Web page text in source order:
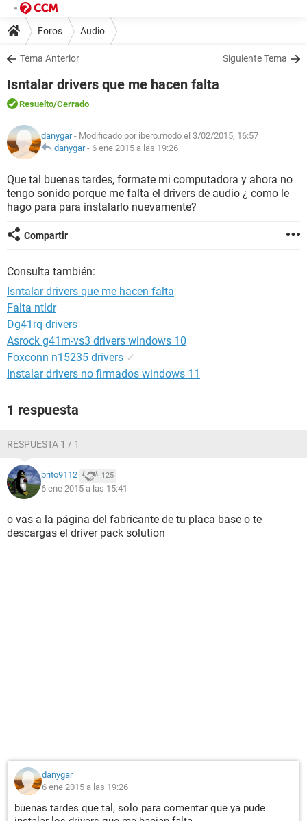
Foros Audio
Tema Anterior Siguiente Tema
Isntalar drivers que me hacen falta
Resuelto/Cerrado
danygar- Modificado por ibero.modo el 3/02/2015, 16:57
danygar- 6 ene 2015 a las 19:26
Que tal buenas tardes, formate mi computadora y ahora no
tengo sonido porque me falta el drivers de audio ¿ como le
hago para para instalarlo nuevamente?
Compartir
Consulta también:
Isntalar drivers que me hacen falta
Falta ntldr
Dg41rq drivers
Asrock g41m-vs3 drivers windows 10
Foxconn n15235 drivers ✓
Instalar drivers no firmados windows 11
1 respuesta
RESPUESTA 1 / 1
brito9112 125
6 ene 2015 a las 15:41
o vas a la página del fabricante de tu placa base o te
descargas el driver pack solution
danygar
6 ene 2015 a las 19:26
buenas tardes que tal, solo para comentar que ya pude